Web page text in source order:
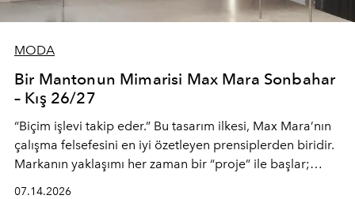
MODA
Bir Mantonun Mimarisi Max Mara Sonbahar
– Kış 26/27
“Biçim işlevi takip eder.” Bu tasarım ilkesi, Max Mara’nın
çalışma felsefesini en iyi özetleyen prensiplerden biridir.
Markanın yaklaşımı her zaman bir “proje” ile başlar;
07.14.2026